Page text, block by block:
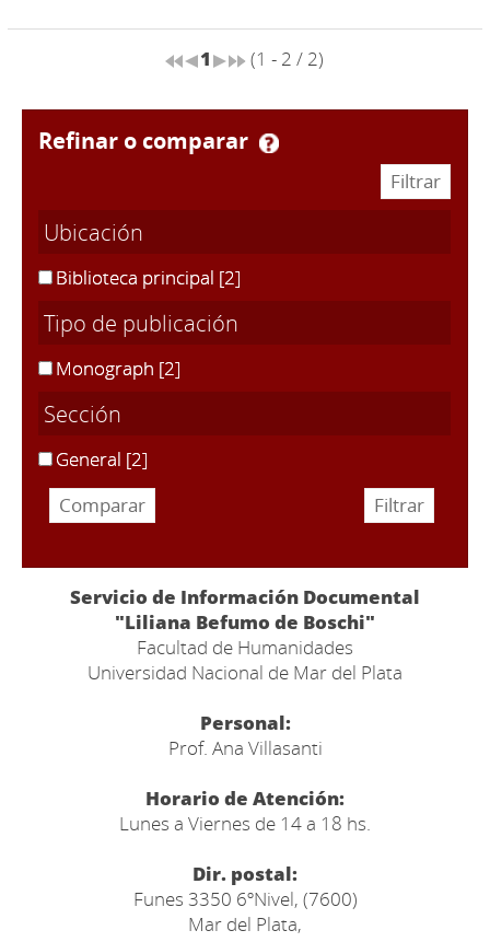
1 (1 - 2 / 2)
refinar o comparar
Ubicación
Biblioteca principal [2]
Tipo de publicación
Monograph [2]
Sección
General [2]
Servicio de Información Documental
"Liliana Befumo de Boschi"
Facultad de Humanidades
Universidad Nacional de Mar del Plata
Personal:
Prof. Ana Villasanti
Horario de Atención:
Lunes a Viernes de 14 a 18 hs.
Dir. postal:
Funes 3350 6ºNivel, (7600)
Mar del Plata,